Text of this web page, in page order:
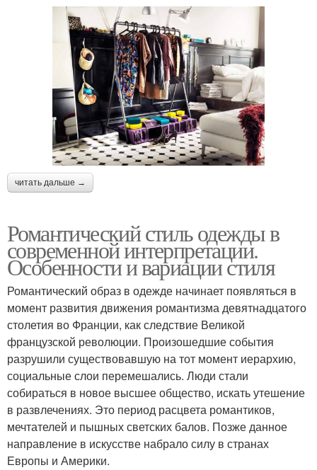
читать дальше →
Романтический стиль одежды в
современной интерпретации.
Особенности и вариации стиля
Романтический образ в одежде начинает появляться в
момент развития движения романтизма девятнадцатого
столетия во Франции, как следствие Великой
французской революции. Произошедшие события
разрушили существовавшую на тот момент иерархию,
социальные слои перемешались. Люди стали
собираться в новое высшее общество, искать утешение
в развлечениях. Это период расцвета романтиков,
мечтателей и пышных светских балов. Позже данное
направление в искусстве набрало силу в странах
Европы и Америки.